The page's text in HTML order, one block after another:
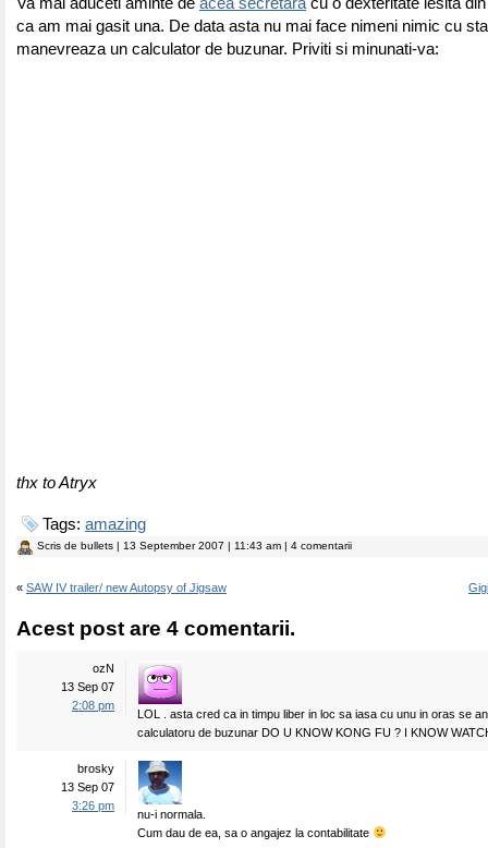
ca am mai gasit una. De data asta nu mai face nimeni nimic cu
manevreaza un calculator de buzunar. Priviti si minunati-va:
thx to Atryx
Tags: amazing
Scris de bullets | 13 September 2007 | 11:43 am | 4 comentarii
« SAW IV trailer/ new Autopsy of Jigsaw
Acest post are 4 comentarii.
ozN
13 Sep 07
2:08 pm
LOL . asta cred ca in timpu liber in loc sa iasa cu unu in oras se
calculatoru de buzunar DO U KNOW KONG FU ? I KNOW
brosky
13 Sep 07
3:26 pm
nu-i normala.
Cum dau de ea, sa o angajez la contabilitate